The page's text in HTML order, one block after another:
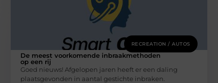
RECREATION / AUTOS
De meest voorkomende inbraakmethoden
op een rij
Goed nieuws! Afgelopen jaren heeft er een daling
plaatsgevonden in aantal gestichte inbraken.